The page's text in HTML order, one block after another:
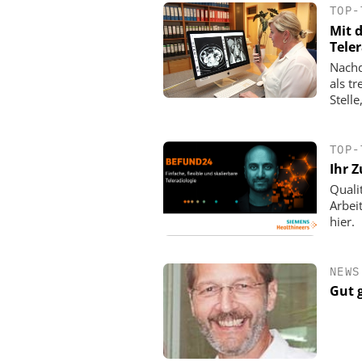
TOP-
Mit
als
TOP-
Ihr
hier.
NEWS
Gut